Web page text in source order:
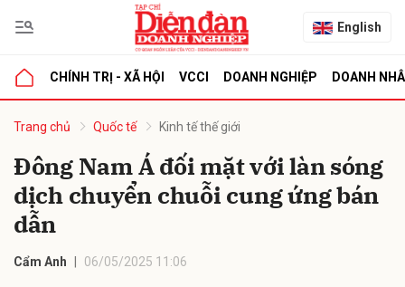
English
CHÍNH TRỊ - XÃ HỘI VCCI DOANH NGHIỆP DOANH
Trang chủ Quốc tế Kinh tế thế giới
Đông Nam Á đối mặt với làn sóng
dịch chuyển chuỗi cung ứng bán
dẫn
Cẩm Anh 06/05/2025 11:06
luận